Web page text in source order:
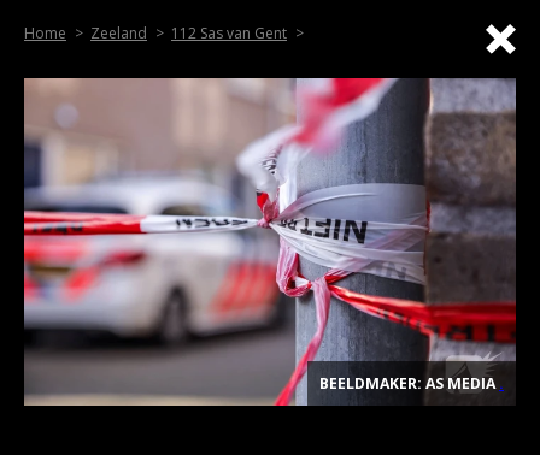
Home Zeeland 112 Sas van Gent
BEELDMAKER: AS MEDIA.